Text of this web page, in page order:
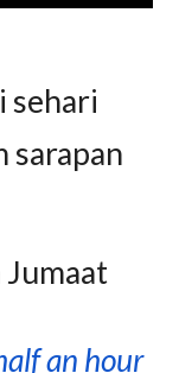
sehari
sarapan
an hour